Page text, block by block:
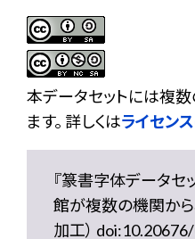
本データセットには複
ます。 詳しくはライセン
『篆書字体データセ
館が複数の機関か
加工）